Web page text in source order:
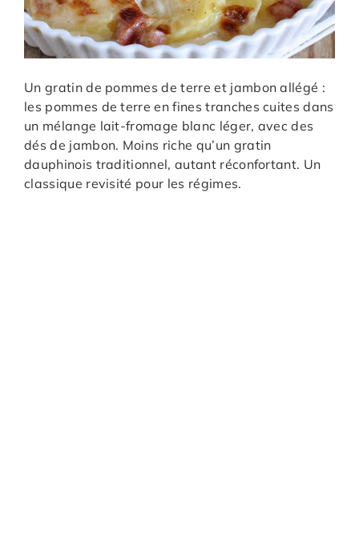
Un gratin de pommes de terre et jambon allégé :
les pommes de terre en fines tranches cuites dans
un mélange lait-fromage blanc léger, avec des
dés de jambon. Moins riche qu’un gratin
dauphinois traditionnel, autant réconfortant. Un
classique revisité pour les régimes.